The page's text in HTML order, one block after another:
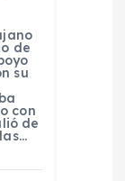
de
su
con
de